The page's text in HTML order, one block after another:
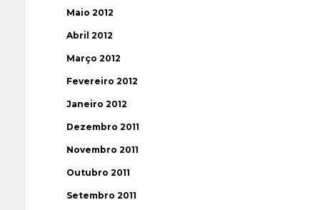
Maio 2012
Abril 2012
Março 2012
Fevereiro 2012
Janeiro 2012
Dezembro 2011
Novembro 2011
Outubro 2011
Setembro 2011